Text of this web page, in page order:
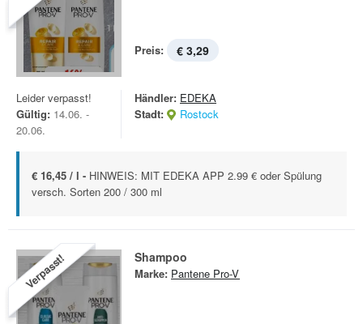
Preis: € 3,29
Leider verpasst!
Gültig: 14.06. -
20.06.
Händler: EDEKA
Stadt:
Rostock
€ 16,45 / l - HINWEIS: MIT EDEKA APP 2.99 € oder Spülung
versch. Sorten 200 / 300 ml
Verpasst! Shampoo
Marke: Pantene Pro-V